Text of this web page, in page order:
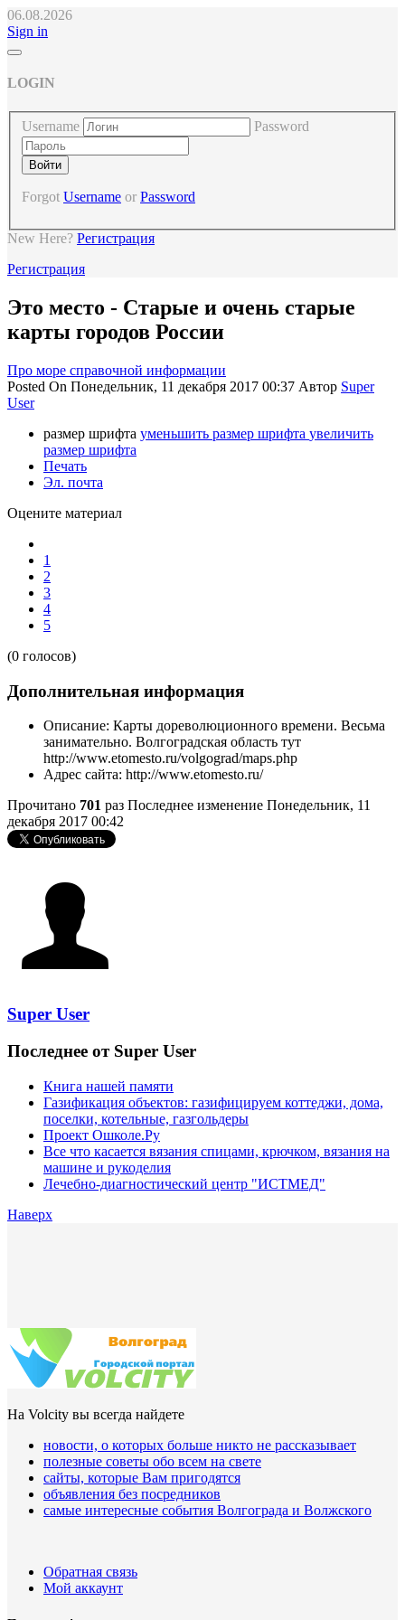
06.08.2026
Sign in
LOGIN
Username Password
Forgot Username or Password
New Here? Регистрация
Регистрация
Это место - Старые и очень старые
карты городов России
Про море справочной информации
Posted On Понедельник, 11 декабря 2017 00:37 Автор Super
User
размер шрифта уменьшить размер шрифта увеличить
размер шрифта
Печать
Эл. почта
Оцените материал
1
2
3
4
5
(0 голосов)
Дополнительная информация
Описание: Карты дореволюционного времени. Весьма
занимательно. Волгоградская область тут
http://www.etomesto.ru/volgograd/maps.php
Адрес сайта: http://www.etomesto.ru/
Прочитано 701 раз Последнее изменение Понедельник, 11
декабря 2017 00:42
Super User
Последнее от Super User
Книга нашей памяти
Газификация объектов: газифицируем коттеджи, дома,
поселки, котельные, газгольдеры
Проект Ошколе.Ру
Все что касается вязания спицами, крючком, вязания на
машине и рукоделия
Лечебно-диагностический центр "ИСТМЕД"
Наверх
На Volcity вы всегда найдете
новости, о которых больше никто не рассказывает
полезные советы обо всем на свете
сайты, которые Вам пригодятся
объявления без посредников
самые интересные события Волгограда и Волжского
Обратная связь
Мой аккаунт